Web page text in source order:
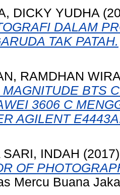
DICKY YUDHA
DALAM
TAK PATAH.
RAMDHAN WIRA
MAGNITUDE BTS
3606 C
AGILENT
SARI, INDAH
OF
Mercu Buana